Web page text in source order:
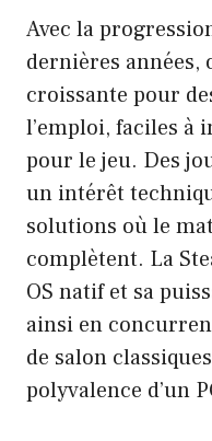
Avec la
dernières années,
croissante pour
l’emploi, faciles à
pour le jeu. Des
un intérêt
solutions où le
complètent. La
OS natif et sa
ainsi en
de salon
polyvalence d’un